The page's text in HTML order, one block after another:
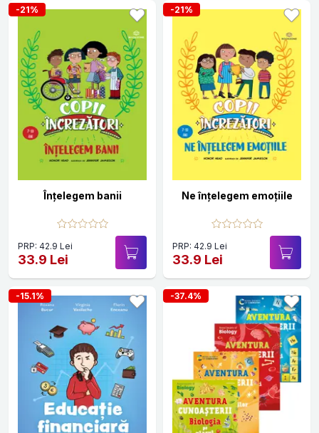
-21%
Înțelegem banii
PRP: 42.9 Lei
33.9 Lei
-21%
Ne înţelegem emoțiile
PRP: 42.9 Lei
33.9 Lei
-15.1% -37.4%